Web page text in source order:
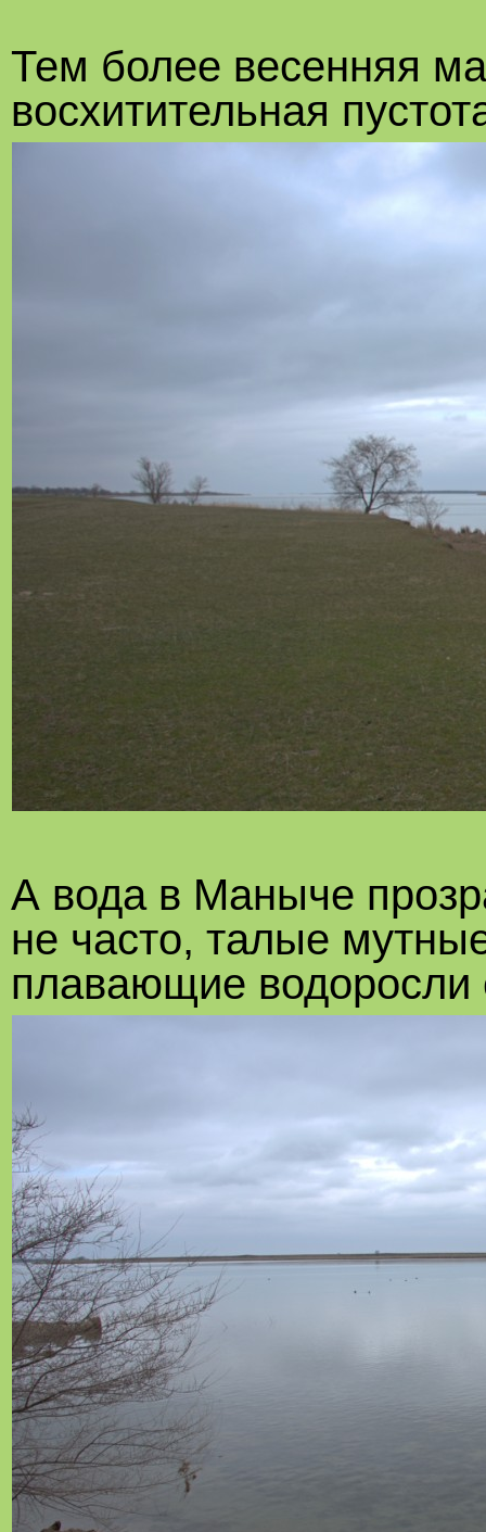
Тем более весенняя
восхитительная
А вода в Маныче
не часто, талые
плавающие